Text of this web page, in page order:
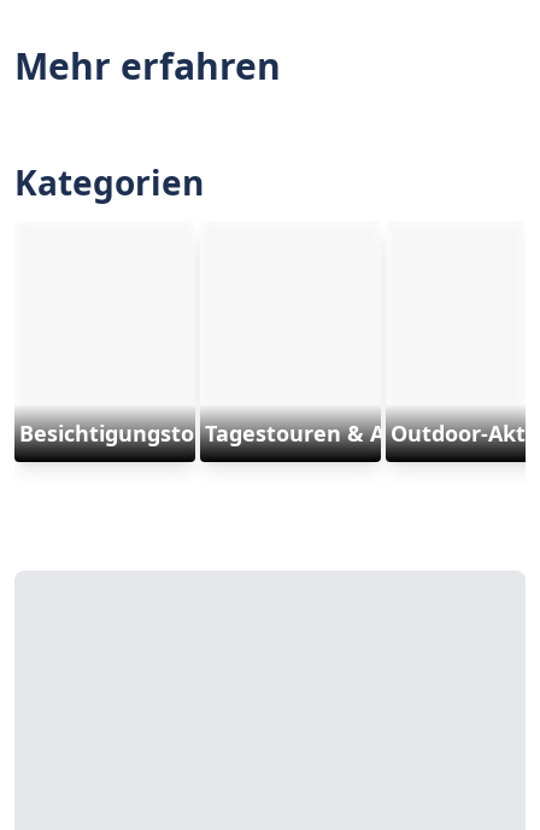
Mehr erfahren
Kategorien
BesichtigungstourenTagestouren & Ausflüge
Outdoor-